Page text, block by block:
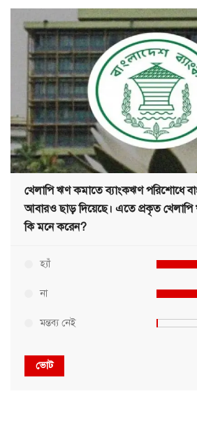
খেলাপি ঋণ কমাতে ব্যাংকঋণ পরিশোধে
আবারও ছাড় দিয়েছে। এতে প্রকৃত
কি মনে করেন?
হ্যাঁ
না
মন্তব্য নেই
ভোট